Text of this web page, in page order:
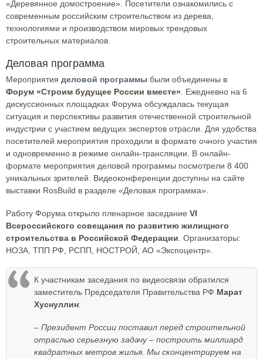
«Деревянное домостроение». Посетители ознакомились с
современным российским строительством из дерева,
технологиями и производством мировых трендовых
строительных материалов.
Деловая программа
Мероприятия деловой программы были объединены в
Форум «Строим будущее России вместе». Ежедневно на 6
дискуссионных площадках Форума обсуждалась текущая
ситуация и перспективы развития отечественной строительной
индустрии с участием ведущих экспертов отрасли. Для удобства
посетителей мероприятия проходили в формате очного участия
и одновременно в режиме онлайн-трансляции. В онлайн-
формате мероприятия деловой программы посмотрели 8 400
уникальных зрителей. Видеоконференции доступны на сайте
выставки RosBuild в разделе «Деловая программа».
Работу Форума открыло пленарное заседание VI
Всероссийского совещания по развитию жилищного
строительства в Российской Федерации. Организаторы:
НОЗА, ТПП РФ, РСПП, НОСТРОЙ, АО «Экспоцентр».
К участникам заседания по видеосвязи обратился
заместитель Председателя Правительства РФ Марат
Хуснуллин:
– Президент России поставил перед строительной
отраслью серьезную задачу – построить миллиард
квадратных метров жилья. Мы сконцентрируем на